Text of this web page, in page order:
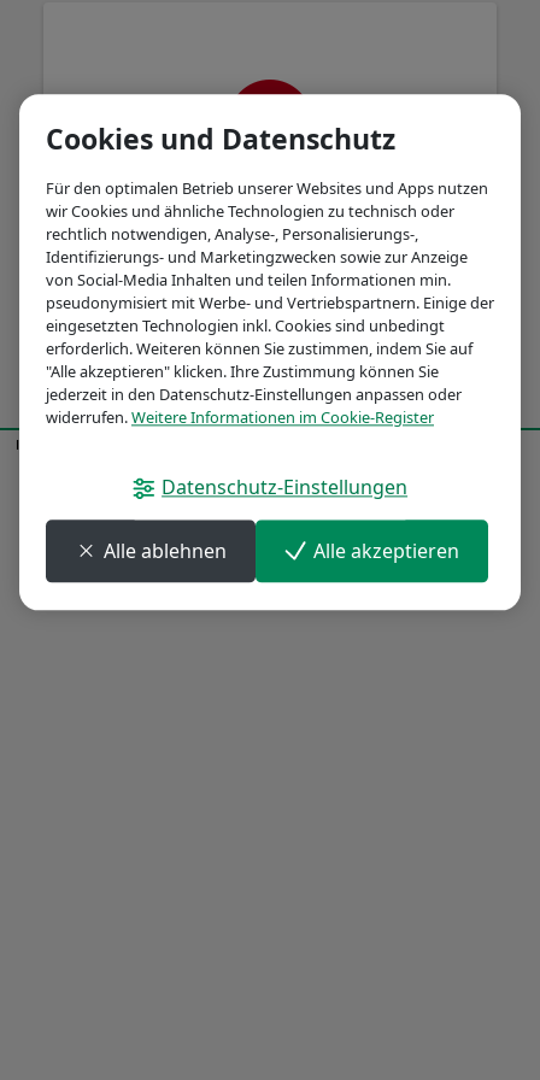
Es ist ein Problem aufgetreten. Bitte
versuchen Sie es später noch einmal.
Cookies und Datenschutz
Für den optimalen Betrieb unserer Websites und Apps nutzen
wir Cookies und ähnliche Technologien zu technisch oder
rechtlich notwendigen, Analyse-, Personalisierungs-,
Identifizierungs- und Marketingzwecken sowie zur Anzeige
von Social-Media Inhalten und teilen Informationen min.
pseudonymisiert mit Werbe- und Vertriebspartnern. Einige der
eingesetzten Technologien inkl. Cookies sind unbedingt
erforderlich. Weiteren können Sie zustimmen, indem Sie auf
"Alle akzeptieren" klicken. Ihre Zustimmung können Sie
jederzeit in den Datenschutz-Einstellungen anpassen oder
widerrufen.Weitere Informationen im Cookie-Register
Datenschutz-Einstellungen
Alle ablehnen Alle akzeptieren